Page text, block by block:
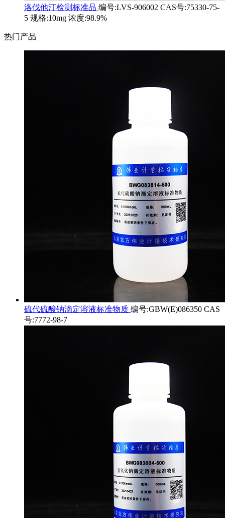
洛伐他汀检测标准品 编号:LVS-906002 CAS号:75330-75-
5 规格:10mg 浓度:98.9%
热门产品
硫代硫酸钠滴定溶液标准物质 编号:GBW(E)086350 CAS
号:7772-98-7